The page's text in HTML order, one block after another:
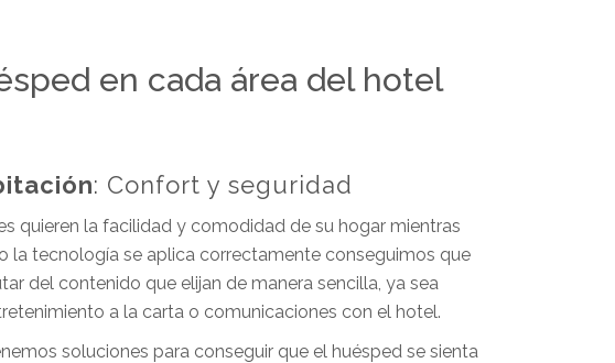
en cada área del hotel
: Confort y seguridad
quieren la facilidad y comodidad de su hogar mientras
la tecnología se aplica correctamente conseguimos que
del contenido que elijan de manera sencilla, ya sea
a la carta o comunicaciones con el hotel.
soluciones para conseguir que el huésped se sienta